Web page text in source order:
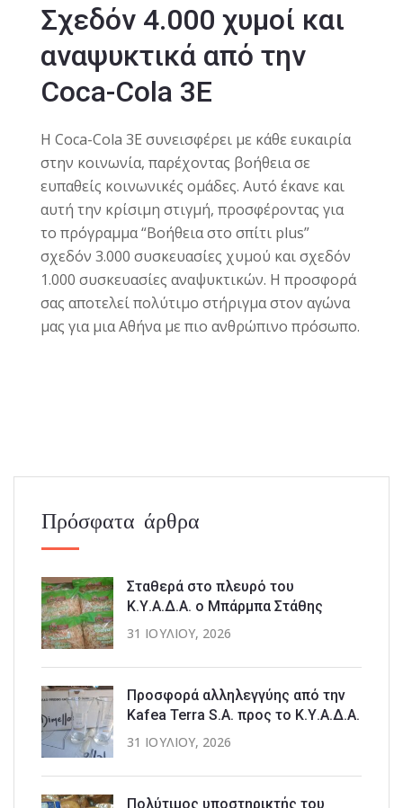
Σχεδόν 4.000 χυμοί και
αναψυκτικά από την
Coca-Cola 3E
Η Coca-Cola 3E συνεισφέρει με κάθε ευκαιρία
στην κοινωνία, παρέχοντας βοήθεια σε
ευπαθείς κοινωνικές ομάδες. Αυτό έκανε και
αυτή την κρίσιμη στιγμή, προσφέροντας για
το πρόγραμμα “Βοήθεια στο σπίτι plus”
σχεδόν 3.000 συσκευασίες χυμού και σχεδόν
1.000 συσκευασίες αναψυκτικών. Η προσφορά
σας αποτελεί πολύτιμο στήριγμα στον αγώνα
μας για μια Αθήνα με πιο ανθρώπινο πρόσωπο.
Πρόσφατα άρθρα
Σταθερά στο πλευρό του
Κ.Υ.Α.Δ.Α. ο Μπάρμπα Στάθης
31 ΙΟΥΛΊΟΥ, 2026
Προσφορά αλληλεγγύης από την
Kafea Terra S.A. προς το Κ.Υ.Α.Δ.Α.
31 ΙΟΥΛΊΟΥ, 2026
Πολύτιμος υποστηρικτής του